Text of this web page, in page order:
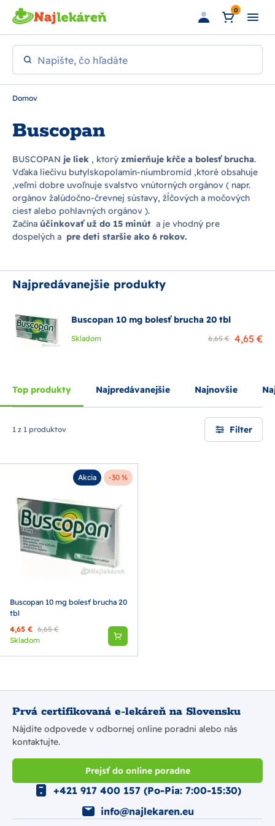
Preskočiť na hlavný obsah 0
Napíšte, čo hľadáte
Domov
Buscopan
BUSCOPAN je liek , ktorý zmierňuje kŕče a bolesť brucha.
Vďaka liečivu butylskopolamín-niumbromid ,ktoré obsahuje
,veľmi dobre uvoľnuje svalstvo vnútorných orgánov ( napr.
orgánov žalúdočno-črevnej sústavy, žĺčových a močových
ciest alebo pohlavných orgánov ).
Začína účinkovať už do 15 minút a je vhodný pre
dospelých a pre deti staršie ako 6 rokov.
Najpredávanejšie produkty
Buscopan 10 mg bolesť brucha 20 tbl
Skladom 6,65 € 4,65 €
Top produkty Najpredávanejšie Najnovšie
1 z 1 produktov Filter
Akcia -30 %
Buscopan 10 mg bolesť brucha 20
tbl
4,65 € 6,65 €
Skladom
Prvá certifikovaná e-lekáreň na Slovensku
Nájdite odpovede v odbornej online poradni alebo nás
kontaktujte.
Prejsť do online poradne
+421 917 400 157 (Po-Pia: 7:00-15:30)
info@najlekaren.eu